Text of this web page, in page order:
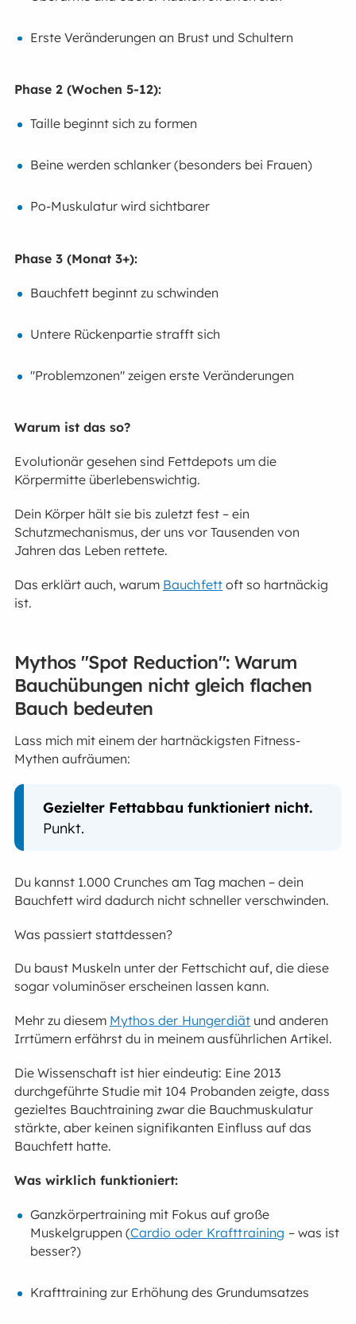
Erste Veränderungen an Brust und Schultern
Phase 2 (Wochen 5-12):
Taille beginnt sich zu formen
Beine werden schlanker (besonders bei Frauen)
Po-Muskulatur wird sichtbarer
Phase 3 (Monat 3+):
Bauchfett beginnt zu schwinden
Untere Rückenpartie strafft sich
"Problemzonen" zeigen erste Veränderungen
Warum ist das so?
Evolutionär gesehen sind Fettdepots um die
Körpermitte überlebenswichtig.
Dein Körper hält sie bis zuletzt fest – ein
Schutzmechanismus, der uns vor Tausenden von
Jahren das Leben rettete.
Das erklärt auch, warum Bauchfett oft so hartnäckig
ist.
Mythos "Spot Reduction": Warum
Bauchübungen nicht gleich flachen
Bauch bedeuten
Lass mich mit einem der hartnäckigsten Fitness-
Mythen aufräumen:
Gezielter Fettabbau funktioniert nicht.
Punkt.
Du kannst 1.000 Crunches am Tag machen – dein
Bauchfett wird dadurch nicht schneller verschwinden.
Was passiert stattdessen?
Du baust Muskeln unter der Fettschicht auf, die diese
sogar voluminöser erscheinen lassen kann.
Mehr zu diesem Mythos der Hungerdiät und anderen
Irrtümern erfährst du in meinem ausführlichen Artikel.
Die Wissenschaft ist hier eindeutig: Eine 2013
durchgeführte Studie mit 104 Probanden zeigte, dass
gezieltes Bauchtraining zwar die Bauchmuskulatur
stärkte, aber keinen signifikanten Einfluss auf das
Bauchfett hatte.
Was wirklich funktioniert:
Ganzkörpertraining mit Fokus auf große
Muskelgruppen (Cardio oder Krafttraining – was ist
besser?)
Krafttraining zur Erhöhung des Grundumsatzes